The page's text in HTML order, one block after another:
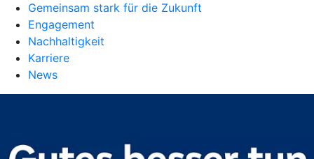
Gemeinsam stark für die Zukunft
Engagement
Nachhaltigkeit
Karriere
News